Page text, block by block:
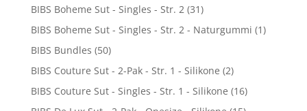
BIBS Boheme Sut - Singles - Str. 2 (31)
BIBS Boheme Sut - Singles - Str. 2 - Naturgummi (1)
BIBS Bundles (50)
BIBS Couture Sut - 2-Pak - Str. 1 - Silikone (2)
BIBS Couture Sut - Singles - Str. 1 - Silikone (16)